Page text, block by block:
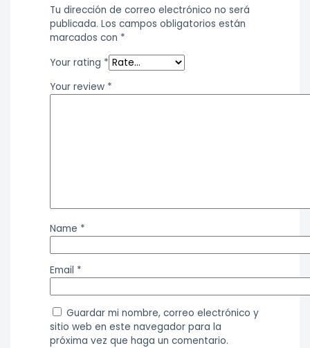
Tu dirección de correo electrónico no será
publicada. Los campos obligatorios están
marcados con *
Your rating *
Your review *
Name *
Email *
Guardar mi nombre, correo electrónico y
sitio web en este navegador para la
próxima vez que haga un comentario.